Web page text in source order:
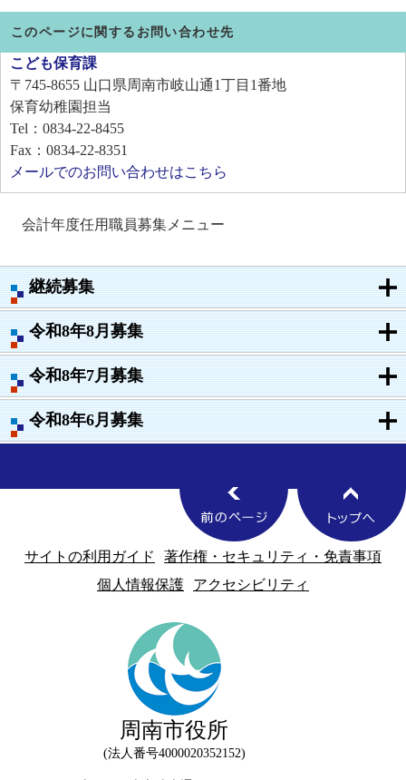
会計年度任用職員募集メニュー
継続募集
令和8年8月募集
令和8年7月募集
令和8年6月募集
このページに関するお問い合わせ先
こども保育課
〒745-8655 山口県周南市岐山通1丁目1番地
保育幼稚園担当
Tel：0834-22-8455
Fax：0834-22-8351
メールでのお問い合わせはこちら
サイトの利用ガイド
著作権・セキュリティ・免責事項
個人情報保護
アクセシビリティ
周南市役所
法人番号4000020352152